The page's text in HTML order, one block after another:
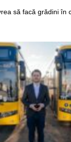
să facă grădini în